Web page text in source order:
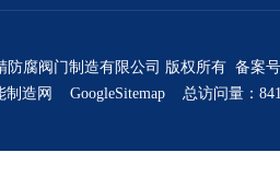
防腐阀门制造有限公司 版权所有 备案
制造网 GoogleSitemap 总访问量：